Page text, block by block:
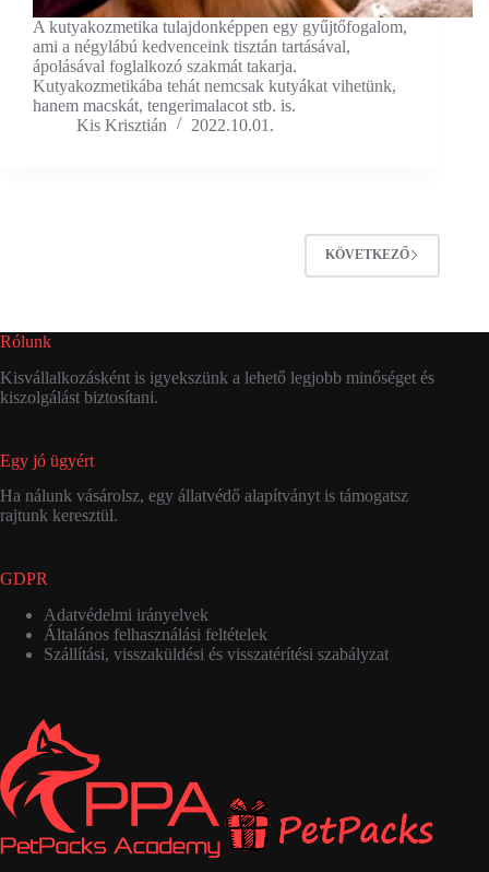
A kutyakozmetika tulajdonképpen egy gyűjtőfogalom,
ami a négylábú kedvenceink tisztán tartásával,
ápolásával foglalkozó szakmát takarja.
Kutyakozmetikába tehát nemcsak kutyákat vihetünk,
hanem macskát, tengerimalacot stb. is.
Kis Krisztián
2022.10.01.
KÖVETKEZŐ
Rólunk
Kisvállalkozásként is igyekszünk a lehető legjobb minőséget és
kiszolgálást biztosítani.
Egy jó ügyért
Ha nálunk vásárolsz, egy állatvédő alapítványt is támogatsz
rajtunk keresztül.
GDPR
Adatvédelmi irányelvek
Általános felhasználási feltételek
Szállítási, visszaküldési és visszatérítési szabályzat